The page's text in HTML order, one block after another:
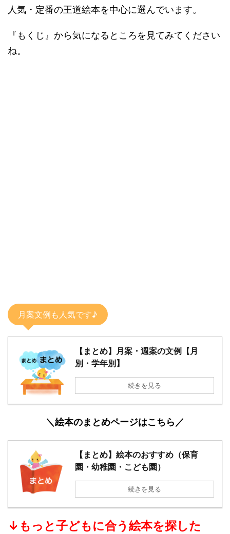
人気・定番の王道絵本を中心に選んでいます。
『もくじ』から気になるところを見てみてください
ね。
月案文例も人気です♪
【まとめ】月案・週案の文例【月
別・学年別】
続きを見る
＼絵本のまとめページはこちら／
【まとめ】絵本のおすすめ（保育
園・幼稚園・こども園）
続きを見る
↓もっと子どもに合う絵本を探した